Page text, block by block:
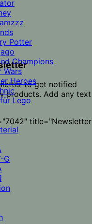
to get notified
products. Add any text
title="Newsletter
Potter
Champions
Wars
Heroes
Lego
G